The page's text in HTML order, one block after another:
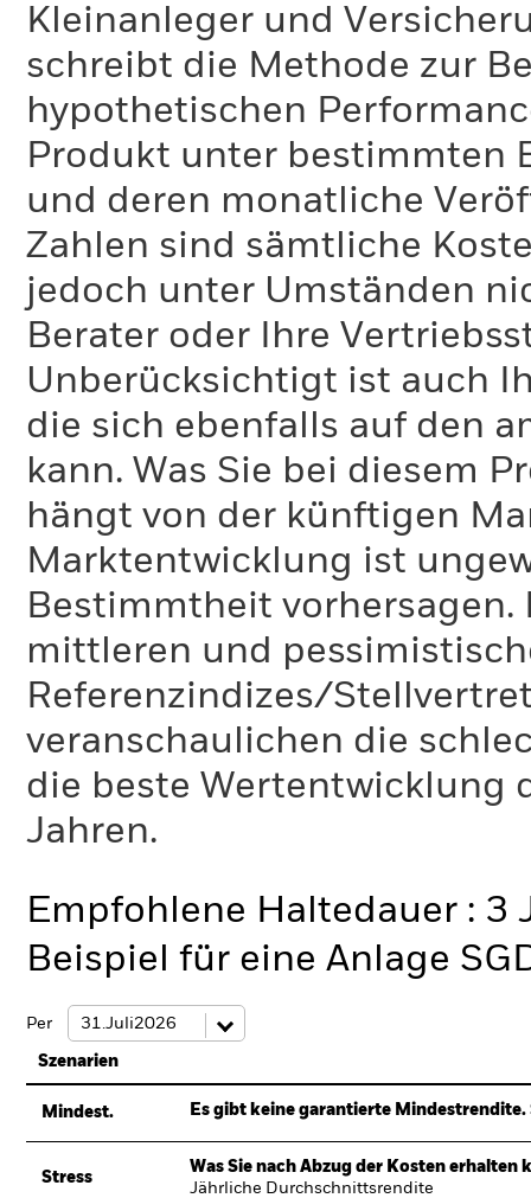
Kleinanleger und
schreibt die Methode zur
hypothetischen
Produkt unter bestimmten
und deren monatliche
Zahlen sind sämtliche
jedoch unter Umständen
Berater oder Ihre
Unberücksichtigt ist auch
die sich ebenfalls auf den
kann. Was Sie bei diesem
hängt von der künftigen
Marktentwicklung ist
Bestimmtheit
mittleren und
Referenzindizes/
veranschaulichen die
die beste Wertentwicklung
Jahren.
Empfohlene Haltedauer : 3
Beispiel für eine Anlage
Per
Szenarien
Mindest. Es gibt keine garantierte
Stress
Was Sie nach Abzug der Kosten erhalten
Jährliche Durchschnittsrendite